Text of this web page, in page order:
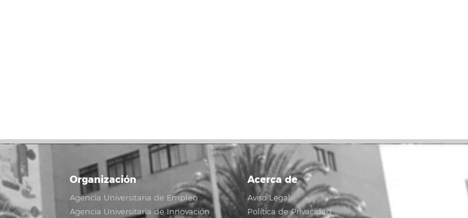
Organización
Agencia Universitaria de Empleo
Agencia Universitaria de Innovación
Acerca de
Aviso Legal
Política de Privacidad